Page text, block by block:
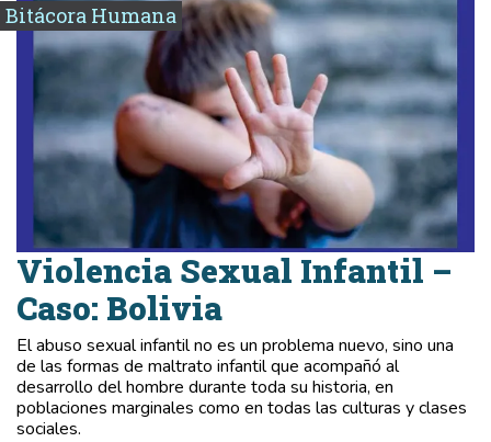
Bitácora Humana
Violencia Sexual Infantil –
Caso: Bolivia
El abuso sexual infantil no es un problema nuevo, sino una
de las formas de maltrato infantil que acompañó al
desarrollo del hombre durante toda su historia, en
poblaciones marginales como en todas las culturas y clases
sociales.